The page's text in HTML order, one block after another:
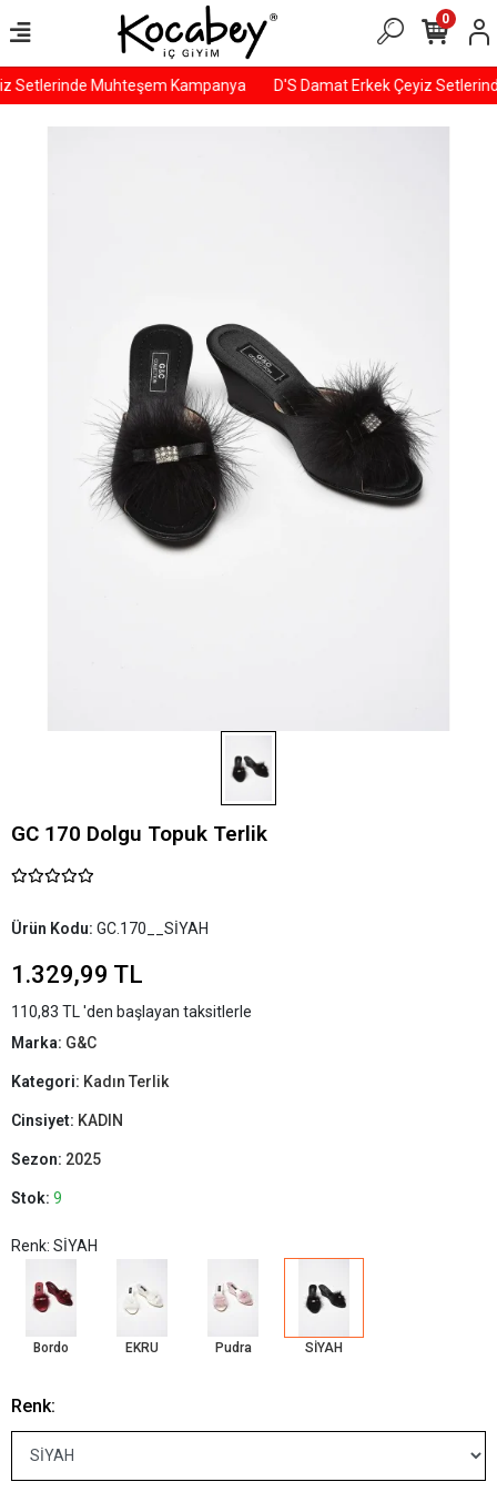
Setlerinde Muhteşem Kampanya D'S Damat Erkek Çeyiz
0
GC 170 Dolgu Topuk Terlik
Ürün Kodu: GC.170__SİYAH
1.329,99 TL
110,83 TL 'den başlayan taksitlerle
Marka: G&C
Kategori: Kadın Terlik
Cinsiyet: KADIN
Sezon: 2025
Stok: 9
Renk: SİYAH
Bordo EKRU Pudra SİYAH
Renk: